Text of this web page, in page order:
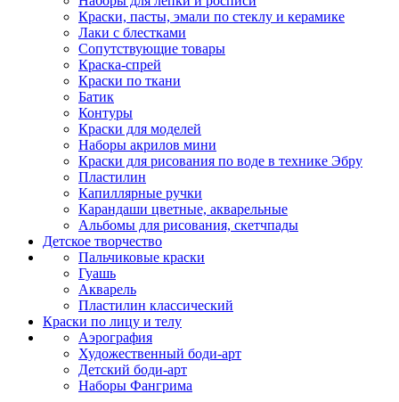
Краски, пасты, эмали по стеклу и керамике
Лаки с блестками
Сопутствующие товары
Краска-спрей
Краски по ткани
Батик
Контуры
Краски для моделей
Наборы акрилов мини
Краски для рисования по воде в технике Эбру
Пластилин
Капиллярные ручки
Карандаши цветные, акварельные
Альбомы для рисования, скетчпады
Детское творчество
Пальчиковые краски
Гуашь
Акварель
Пластилин классический
Краски по лицу и телу
Аэрография
Художественный боди-арт
Детский боди-арт
Наборы Фангрима